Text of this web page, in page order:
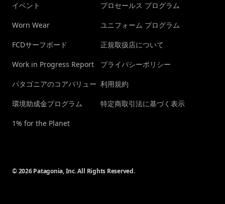
イベント
Worn Wear
FCDサーフボード
Work in Progress Report
パタゴニアのコアバリュー
環境助成金プログラム
1% for the Planet
プロセールス プログラム
ユニフォーム プログラム
正規取扱店について
プライバシーポリシー
利用規約
特定商取引法に基づく表示
© 2026 Patagonia, Inc. All Rights Reserved.